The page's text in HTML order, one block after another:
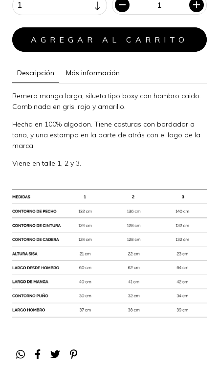
Descripción Más información
Remera manga larga, silueta tipo boxy con hombro caido.
Combinada en gris, rojo y amarillo.
Hecha en 100% algodon. Tiene costuras con bordador a
tono, y una estampa en la parte de atrás con el logo de la
marca.
Viene en talle 1, 2 y 3.